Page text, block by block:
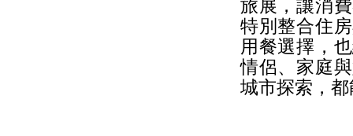
旅展，讓消
特別整合住
用餐選擇，
情侶、家庭
城市探索，